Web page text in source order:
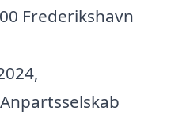
Frederikshavn